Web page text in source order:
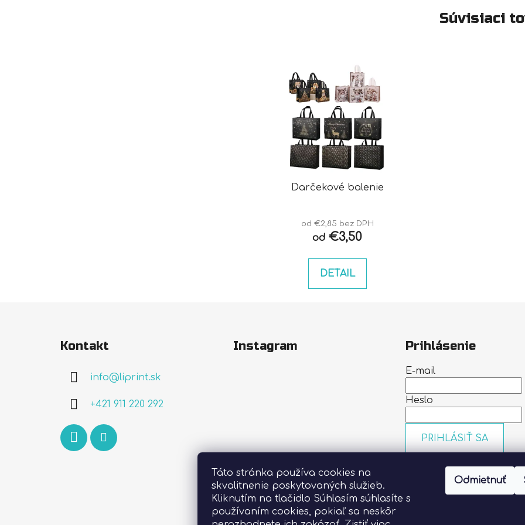
Táto stránka používa cookies na
skvalitnenie poskytovaných služieb.
Kliknutím na tlačidlo Súhlasím súhlasíte s
používaním cookies, pokiaľ sa neskôr
Odmietnuť
Súvisiaci
Darčekové balenie
od €2,85 bez DPH
od €3,50
DETAIL
Kontakt
info@liprint.sk
+421 911 220 292
Instagram
Sledovať na Instagrame
Prihlásenie
E-mail
Heslo
PRIHLÁSIŤ SA